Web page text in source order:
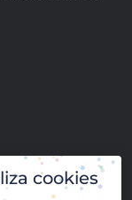
cookies